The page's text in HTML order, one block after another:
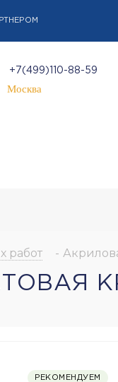
+7(499)110-88-59
Москва
работ -
РЕКОМЕНДУЕМ